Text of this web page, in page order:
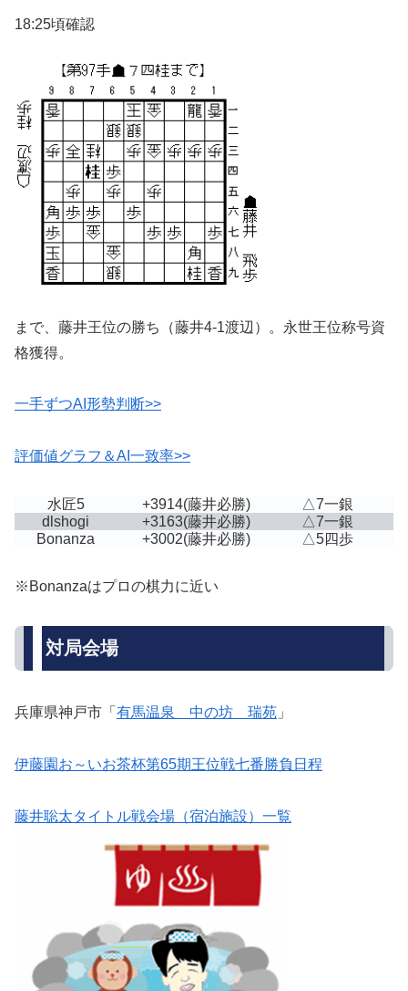
18:25頃確認
まで、藤井王位の勝ち（藤井4-1渡辺）。永世王位称号資
格獲得。
一手ずつAI形勢判断>>
評価値グラフ＆AI一致率>>
水匠5 +3914(藤井必勝)
△7一銀
dlshogi
+3163(藤井必勝)
△7一銀
Bonanza
+3002(藤井必勝) △5四歩
※Bonanzaはプロの棋力に近い
対局会場
兵庫県神戸市「 有馬温泉 中の坊 瑞苑 」
伊藤園お～いお茶杯第65期王位戦七番勝負日程
藤井聡太タイトル戦会場（宿泊施設）一覧